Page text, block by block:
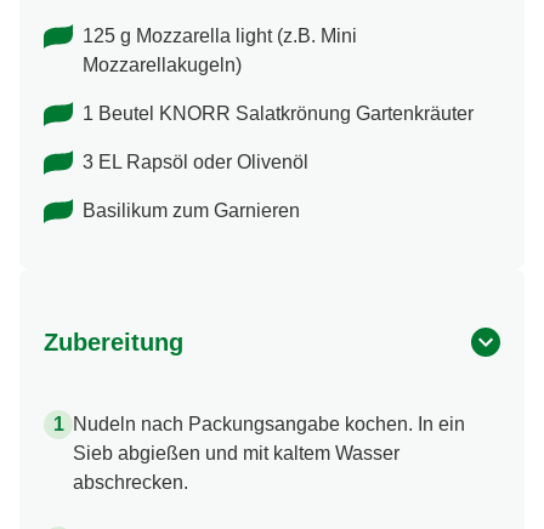
125 g Mozzarella light (z.B. Mini
Mozzarellakugeln)
1 Beutel KNORR Salatkrönung Gartenkräuter
3 EL Rapsöl oder Olivenöl
Basilikum zum Garnieren
Zubereitung
Nudeln nach Packungsangabe kochen. In ein
Sieb abgießen und mit kaltem Wasser
abschrecken.